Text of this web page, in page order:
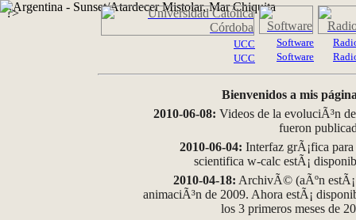
?>
UCC
UCC
Software
Software
Bienvenidos a mis
2010-06-08: Videos de la evoluciÃ³n
fueron
2010-06-04: Interfaz grÃ¡fica
scientifica w-calc estÃ¡
2010-04-18: ArchivÃ© (aÃºn
animaciÃ³n de 2009. Ahora estÃ¡
los 3 primeros meses de